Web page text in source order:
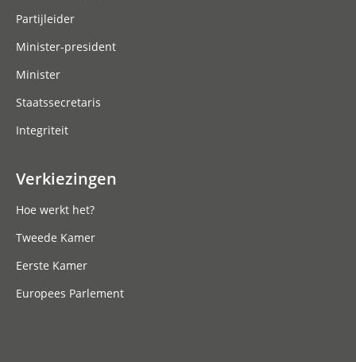
Partijleider
Minister-president
Minister
Staatssecretaris
Integriteit
Verkiezingen
Hoe werkt het?
Tweede Kamer
Eerste Kamer
Europees Parlement